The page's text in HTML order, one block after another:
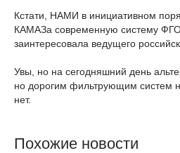
Кстати, НАМИ в инициативном
КАМАЗа современную систему
заинтересовала ведущего
Увы, но на сегодняшний день
но дорогим фильтрующим систем
нет.
Похожие новости